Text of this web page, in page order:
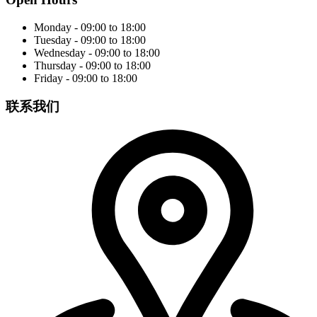
Monday - 09:00 to 18:00
Tuesday - 09:00 to 18:00
Wednesday - 09:00 to 18:00
Thursday - 09:00 to 18:00
Friday - 09:00 to 18:00
联系我们